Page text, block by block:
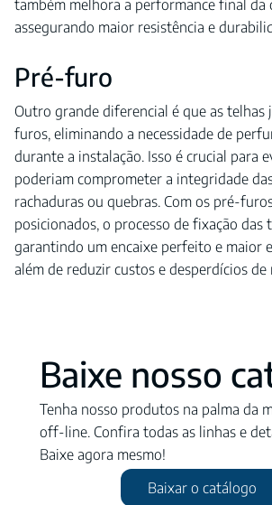
também melhora a performance final da
assegurando maior resistência e
Pré-furo
Outro grande diferencial é que as telhas
furos, eliminando a necessidade de
durante a instalação. Isso é crucial para
poderiam comprometer a integridade
rachaduras ou quebras. Com os pré-
posicionados, o processo de fixação das
garantindo um encaixe perfeito e maior
além de reduzir custos e desperdícios de
Baixe nosso
Tenha nosso produtos na palma da
off-line. Confira todas as linhas e
Baixe agora mesmo!
Baixar o catálogo